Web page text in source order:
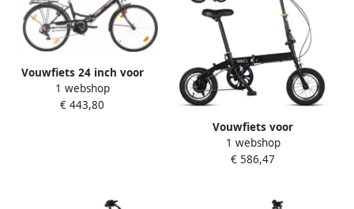
Vouwfiets 24 inch voor
Dames met 6 Versnellingen
en Stijlvol Design
1 webshop
€ 443,80
Vouwfiets voor
volwassenen en jongeren
12 inch lichtgewicht snel
1 webshop
€ 586,47